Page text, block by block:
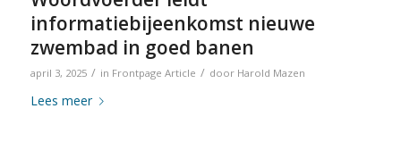
informatiebijeenkomst nieuwe
zwembad in goed banen
april 3, 2025 / in Frontpage Article / door Harold Mazen
Lees meer